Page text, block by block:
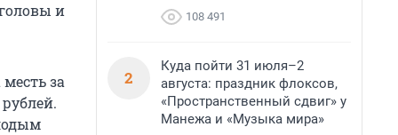
и
за
108 491
2
Куда пойти 31 июля–2
августа: праздник флоксов,
«Пространственный сдвиг» у
Манежа и «Музыка мира»